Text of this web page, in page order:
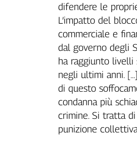
difendere le
L’impatto del
commerciale e
dal governo degli
ha raggiunto livelli
negli ultimi anni.
di questo
condanna più
crimine. Si tratta
punizione